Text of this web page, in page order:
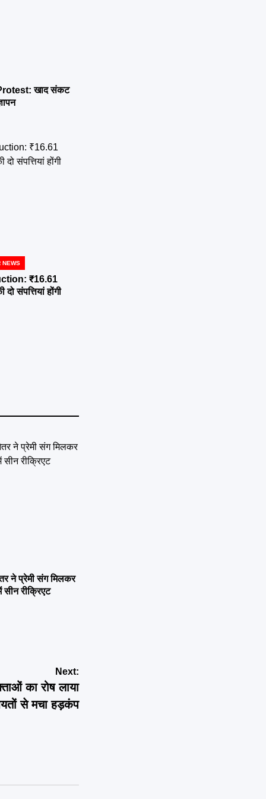
खाद संकट
NEWS
₹16.61
संपत्तियां होंगी
ने प्रेमी संग मिलकर
रीक्रिएट
Next:
का रोष लाया
से मचा हड़कंप